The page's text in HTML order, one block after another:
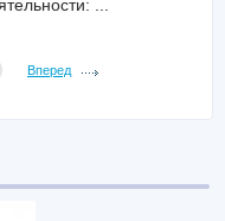
...
Вперед